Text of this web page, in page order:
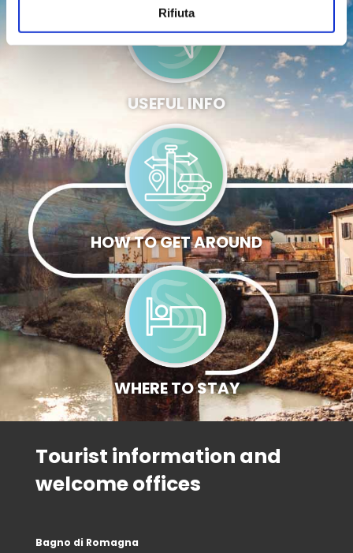
Rifiuta
USEFUL INFO
HOW TO GET AROUND
WHERE TO STAY
Tourist information and
welcome offices
Bagno di Romagna